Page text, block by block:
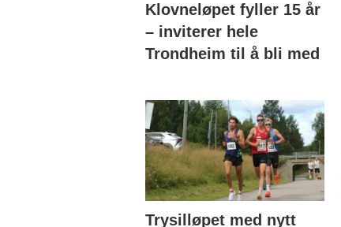
Klovneløpet fyller 15 år
– inviterer hele
Trondheim til å bli med
Trysilløpet med nytt